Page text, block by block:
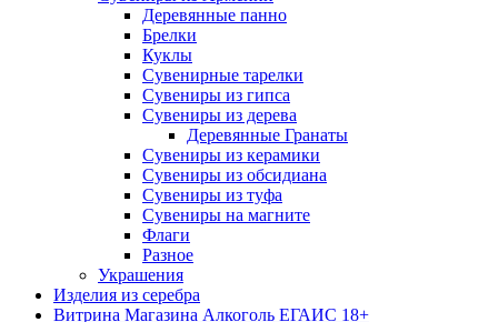
Деревянные панно
Брелки
Куклы
Сувенирные тарелки
Сувениры из гипса
Сувениры из дерева
Деревянные Гранаты
Сувениры из керамики
Сувениры из обсидиана
Сувениры из туфа
Сувениры на магните
Флаги
Разное
Украшения
Изделия из серебра
Витрина Магазина Алкоголь ЕГАИС 18+